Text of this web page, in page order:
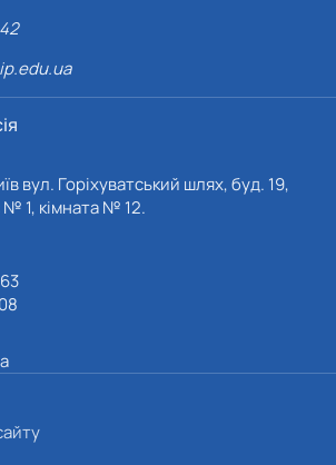
вул. Горіхуватський шлях, буд. 19,
1, кімната № 12.